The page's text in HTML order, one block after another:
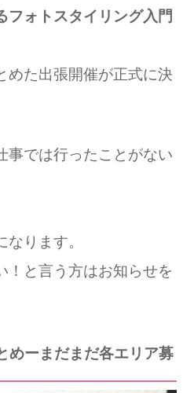
フォトスタイリング入門
めた出張開催が正式に決
事では行ったことがない
ります。
！と言う方はお知らせを
めーまだまだ各エリア募